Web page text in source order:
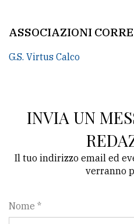
ASSOCIAZIONI
G.S. Virtus Calco
INVIA UN
Il tuo indirizzo email ed
verranno
Nome *